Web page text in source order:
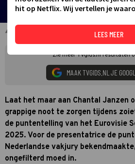
Chantal Janzen
Zie meer TVgids.nl resultaten
MAAK TVGIDS.NL JE
Laat het maar aan Chantal Janzen
grappige noot te zorgen tijdens
de puntentelling van het Eurovisie
2025. Voor de presentatrice de
Nederlandse vakjury
ongefilterd moed in.
hit op Netflix. Wij vertellen je
LEES MEER